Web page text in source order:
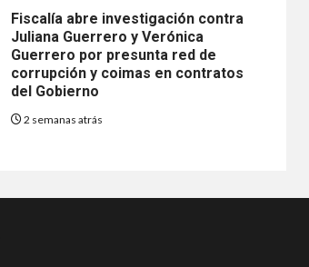
Fiscalía abre investigación contra
Juliana Guerrero y Verónica
Guerrero por presunta red de
corrupción y coimas en contratos
del Gobierno
2 semanas atrás